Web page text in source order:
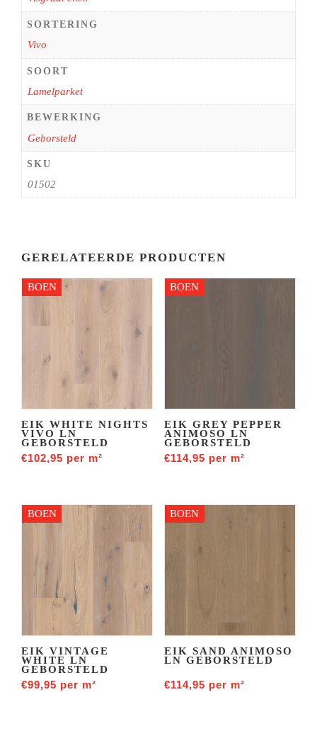
SORTERING
Vivo
SOORT
Lamelparket
BEWERKING
Geborsteld
SKU
01502
GERELATEERDE PRODUCTEN
BOEN
EIK WHITE NIGHTS
VIVO LN
GEBORSTELD
€102,95 per m²
BOEN
EIK GREY PEPPER
ANIMOSO LN
GEBORSTELD
€114,95 per m²
BOEN
EIK VINTAGE
WHITE LN
GEBORSTELD
€99,95 per m²
BOEN
EIK SAND ANIMOSO
LN GEBORSTELD
€114,95 per m²